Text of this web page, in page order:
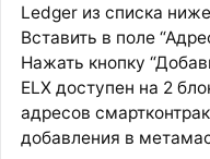
Ledger из списка
Вставить в поле
Нажать кнопку
ELX доступен на 2
адресов
добавления в